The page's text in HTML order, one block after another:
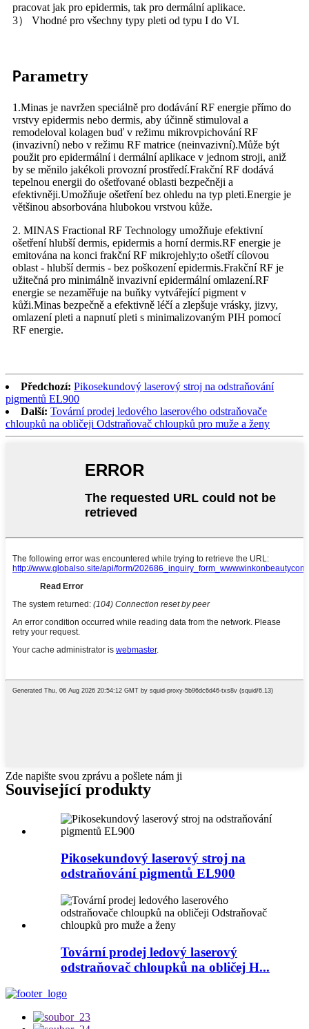
pracovat jak pro epidermis, tak pro dermální aplikace.
3） Vhodné pro všechny typy pleti od typu I do VI.
Parametry
1.Minas je navržen speciálně pro dodávání RF energie přímo do
vrstvy epidermis nebo dermis, aby účinně stimuloval a
remodeloval kolagen buď v režimu mikrovpichování RF
(invazivní) nebo v režimu RF matrice (neinvazivní).Může být
použit pro epidermální i dermální aplikace v jednom stroji, aniž
by se měnilo jakékoli provozní prostředí.Frakční RF dodává
tepelnou energii do ošetřované oblasti bezpečněji a
efektivněji.Umožňuje ošetření bez ohledu na typ pleti.Energie je
většinou absorbována hlubokou vrstvou kůže.
2. MINAS Fractional RF Technology umožňuje efektivní
ošetření hlubší dermis, epidermis a horní dermis.RF energie je
emitována na konci frakční RF mikrojehly;to ošetří cílovou
oblast - hlubší dermis - bez poškození epidermis.Frakční RF je
užitečná pro minimálně invazivní epidermální omlazení.RF
energie se nezaměřuje na buňky vytvářející pigment v
kůži.Minas bezpečně a efektivně léčí a zlepšuje vrásky, jizvy,
omlazení pleti a napnutí pleti s minimalizovaným PIH pomocí
RF energie.
Předchozí: Pikosekundový laserový stroj na odstraňování
pigmentů EL900
Další: Tovární prodej ledového laserového odstraňovače
chloupků na obličeji Odstraňovač chloupků pro muže a ženy
Zde napište svou zprávu a pošlete nám ji
Související produkty
Pikosekundový laserový stroj na
odstraňování pigmentů EL900
Tovární prodej ledový laserový
odstraňovač chloupků na obličej H...